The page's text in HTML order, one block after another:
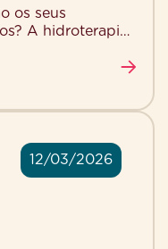
os seus
A hidroterapia
12/03/2026